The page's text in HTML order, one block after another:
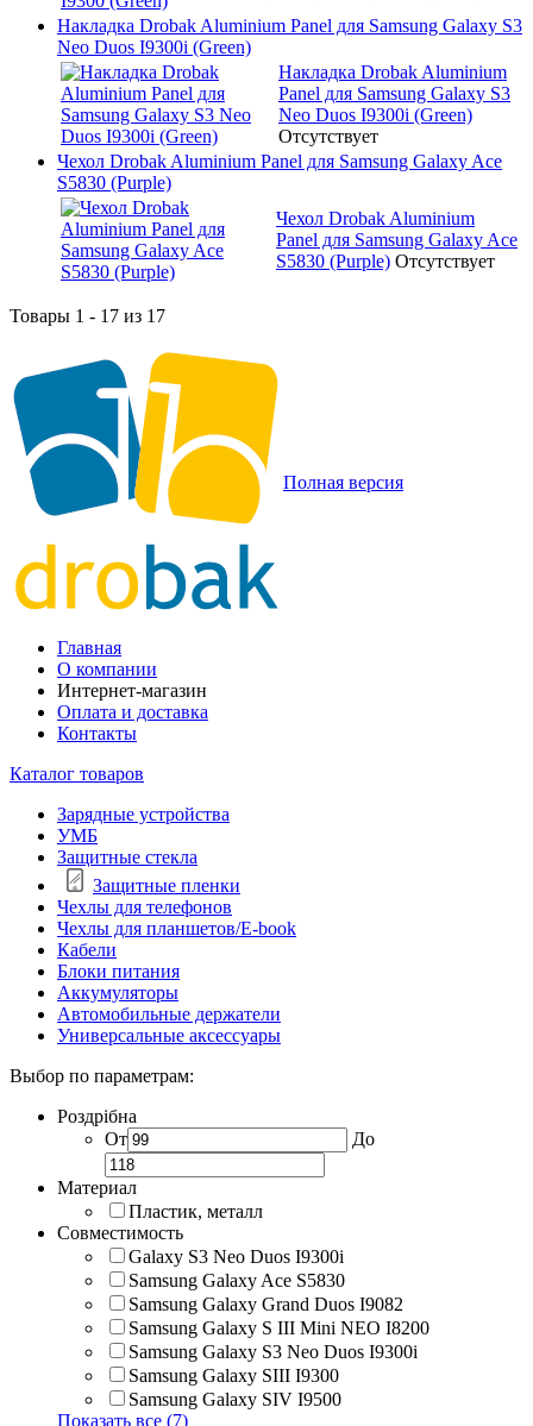
Накладка Drobak Aluminium Panel для Samsung Galaxy S3
Neo Duos I9300i (Green)
Накладка Drobak Aluminium
Panel для Samsung Galaxy S3
Neo Duos I9300i (Green)
Отсутствует
Чехол Drobak Aluminium Panel для Samsung Galaxy Ace
S5830 (Purple)
Чехол Drobak Aluminium
Panel для Samsung Galaxy Ace
S5830 (Purple) Отсутствует
Товары 1 - 17 из 17
Полная версия
Главная
О компании
Интернет-магазин
Оплата и доставка
Контакты
Каталог товаров
Зарядные устройства
УМБ
Защитные стекла
Защитные пленки
Чехлы для телефонов
Чехлы для планшетов/E-book
Кабели
Блоки питания
Аккумуляторы
Автомобильные держатели
Универсальные аксессуары
Выбор по параметрам:
Роздрібна
От
До
Материал
Пластик, металл
Совместимость
Galaxy S3 Neo Duos I9300i
Samsung Galaxy Ace S5830
Samsung Galaxy Grand Duos I9082
Samsung Galaxy S III Mini NEO I8200
Samsung Galaxy S3 Neo Duos I9300i
Samsung Galaxy SIII I9300
Samsung Galaxy SIV I9500
Показать все (7)